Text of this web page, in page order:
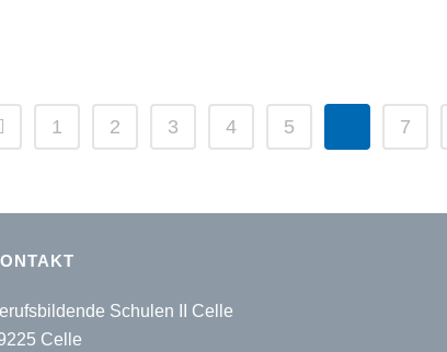
1 2 3 4 5 7
Schulen II Celle
Celle